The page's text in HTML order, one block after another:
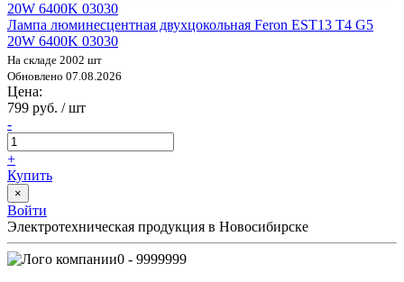
Лампа люминесцентная двухцокольная Feron EST13 T4 G5
20W 6400K 03030
На складе 2002 шт
Обновлено 07.08.2026
Цена:
799 руб. / шт
-
+
Купить
×
Войти
Электротехническая продукция в Новосибирске
0 - 9999999